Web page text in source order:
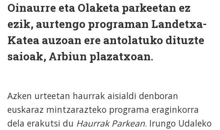
Oinaurre eta Olaketa parkeetan ez
ezik, aurtengo programan Landetxa-
Katea auzoan ere antolatuko dituzte
saioak, Arbiun plazatxoan.
Azken urteetan haurrak aisialdi denboran
euskaraz mintzarazteko programa eraginkorra
dela erakutsi du Haurrak Parkean. Irungo Udaleko